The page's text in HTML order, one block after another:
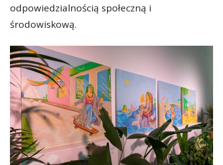
odpowiedzialnością społeczną i
środowiskową.